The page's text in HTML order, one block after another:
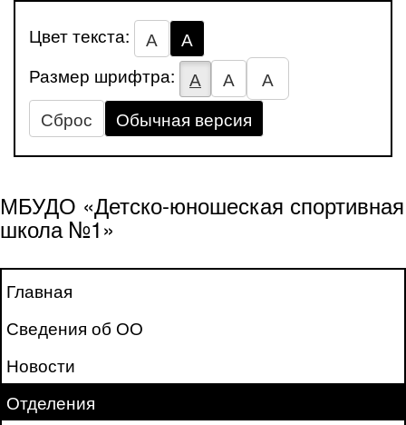
Цвет текста: А
А
Размер шрифтра:
А А
А
Сброс
Обычная версия
МБУДО «Детско-юношеская спортивная
школа №1»
Главная
Сведения об ОО
Новости
Отделения